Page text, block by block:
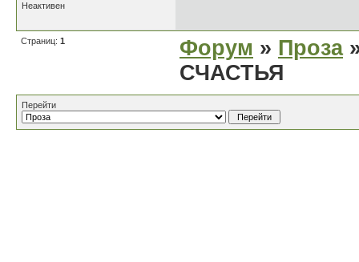
Неактивен
Страниц: 1 Форум » Проза
СЧАСТЬЯ
Перейти